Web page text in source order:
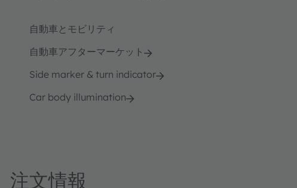
自動車とモビリティ
自動車アフターマーケット
Side marker & turn indicator
Car body illumination
注文情報